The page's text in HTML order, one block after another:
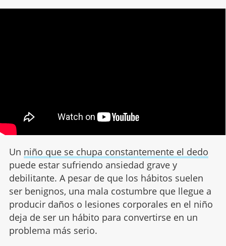
Un niño que se chupa constantemente el dedo
puede estar sufriendo ansiedad grave y
debilitante. A pesar de que los hábitos suelen
ser benignos, una mala costumbre que llegue a
producir daños o lesiones corporales en el niño
deja de ser un hábito para convertirse en un
problema más serio.